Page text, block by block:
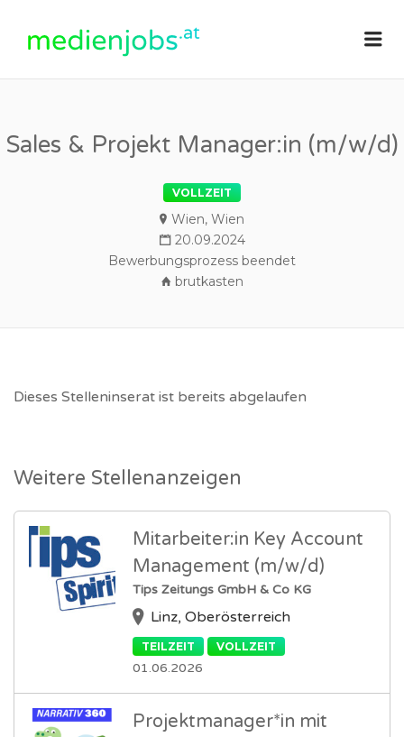
Sales & Projekt Manager:in (m/w/d)
VOLLZEIT
Wien, Wien
20.09.2024
Bewerbungsprozess beendet
brutkasten
Dieses Stelleninserat ist bereits abgelaufen
Weitere Stellenanzeigen
Mitarbeiter:in Key Account
Management (m/w/d)
Tips Zeitungs GmbH & Co KG
Linz, Oberösterreich
TEILZEIT VOLLZEIT
01.06.2026
Projektmanager*in mit